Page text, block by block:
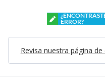
ERROR?
Revisa nuestra página